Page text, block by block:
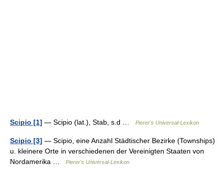
Scipio [1] — Scipio (lat.), Stab, s.d … Pierer's Universal-Lexikon
Scipio [3] — Scipio, eine Anzahl Städtischer Bezirke (Townships)
u. kleinere Orte in verschiedenen der Vereinigten Staaten von
Nordamerika …
Pierer's Universal-Lexikon